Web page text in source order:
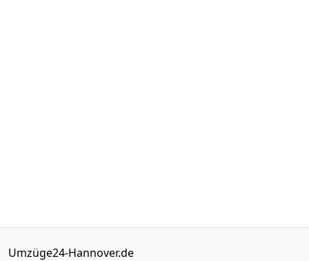
Umzüge24-Hannover.de